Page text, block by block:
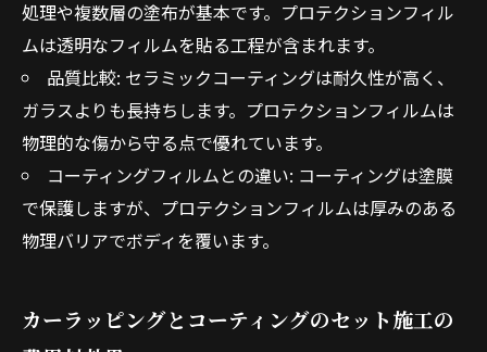
処理や複数層の塗布が基本です。プロテクションフィル
ムは透明なフィルムを貼る工程が含まれます。
品質比較: セラミックコーティングは耐久性が高く、
ガラスよりも長持ちします。プロテクションフィルムは
物理的な傷から守る点で優れています。
コーティングフィルムとの違い: コーティングは塗膜
で保護しますが、プロテクションフィルムは厚みのある
物理バリアでボディを覆います。
カーラッピングとコーティングのセット施工の